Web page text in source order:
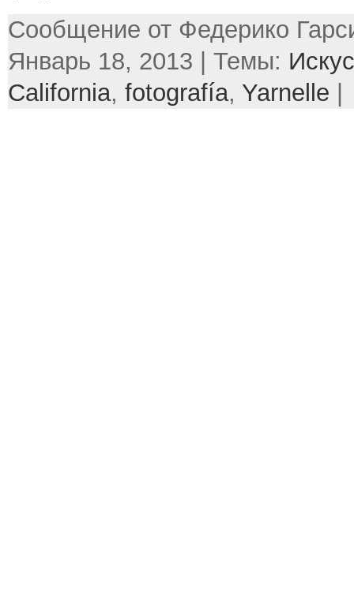
Сообщение от Федерико
Январь 18, 2013 | Темы:
California, fotografía, Yarnelle |